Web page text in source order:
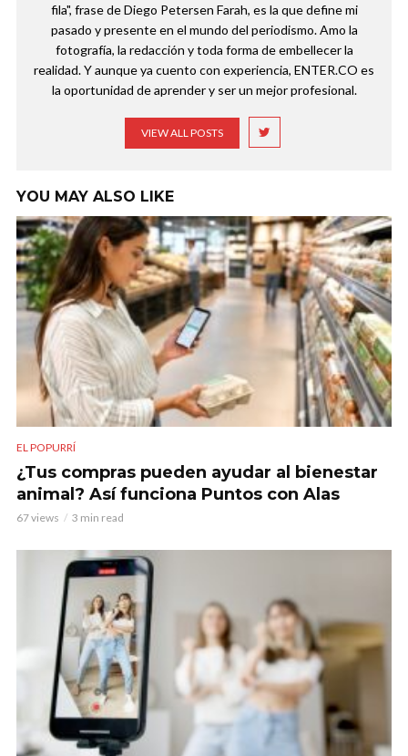
fila", frase de Diego Petersen Farah, es la que define mi
pasado y presente en el mundo del periodismo. Amo la
fotografía, la redacción y toda forma de embellecer la
realidad. Y aunque ya cuento con experiencia, ENTER.CO es
la oportunidad de aprender y ser un mejor profesional.
VIEW ALL POSTS
YOU MAY ALSO LIKE
EL POPURRÍ
¿Tus compras pueden ayudar al bienestar
animal? Así funciona Puntos con Alas
67 views 3 min read